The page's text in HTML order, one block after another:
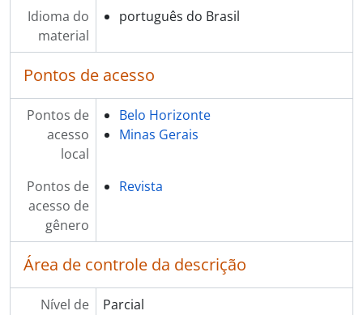
Idioma do
material
português do Brasil
Pontos de acesso
Pontos de
acesso
local
Belo Horizonte
Minas Gerais
Pontos de
acesso de
gênero
Revista
Área de controle da descrição
Nível de
Parcial